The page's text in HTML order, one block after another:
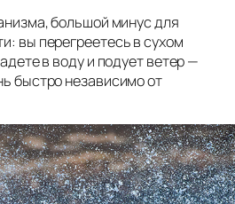
большой минус для
вы перегреетесь в сухом
в воду и подует ветер —
быстро независимо от